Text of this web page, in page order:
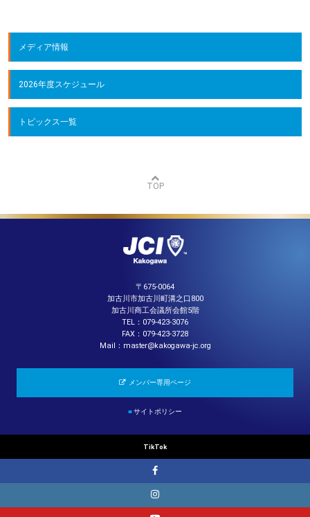
メディア情報
2026年度スケジュール
トピックス一覧
TOP
〒675-0064
加古川市加古川町溝之口800
加古川商工会議所会館5階
TEL：079-423-3076
FAX：079-423-3728
Mail：master@kakogawa-jc.org
メンバー専用ページ
■サイトポリシー
TikTok